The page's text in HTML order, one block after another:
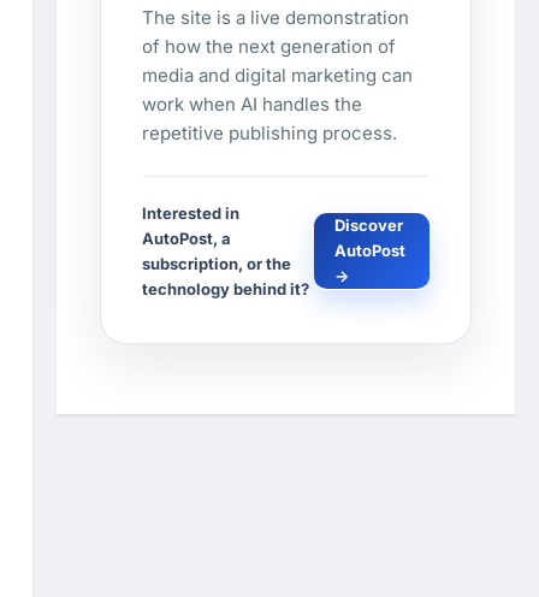
The site is a live demonstration
of how the next generation of
media and digital marketing can
work when AI handles the
repetitive publishing process.
Interested in
AutoPost, a
subscription, or the
technology behind it?
Discover
AutoPost
→